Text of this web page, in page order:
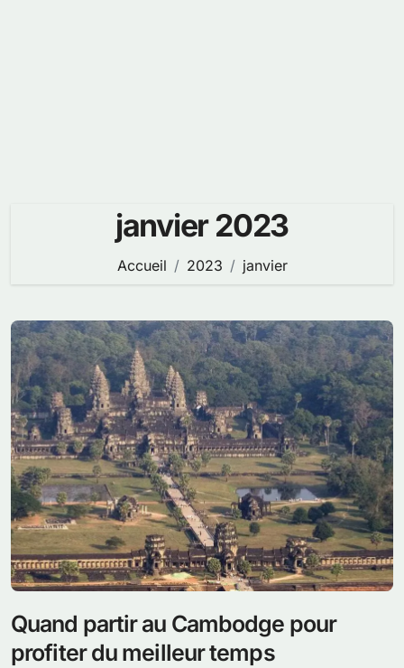
janvier 2023
Accueil 2023 janvier
Quand partir au Cambodge pour
profiter du meilleur temps